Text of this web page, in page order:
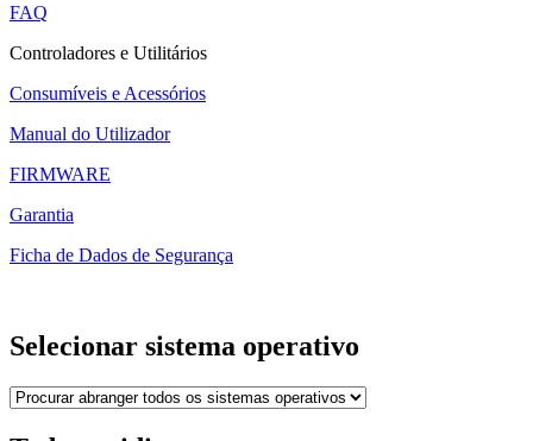
FAQ
Controladores e Utilitários
Consumíveis e Acessórios
Manual do Utilizador
FIRMWARE
Garantia
Ficha de Dados de Segurança
Selecionar sistema operativo